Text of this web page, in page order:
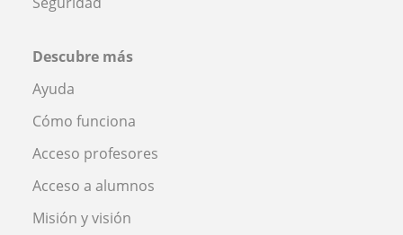
Descubre más
Ayuda
Cómo funciona
Acceso profesores
Acceso a alumnos
Misión y visión